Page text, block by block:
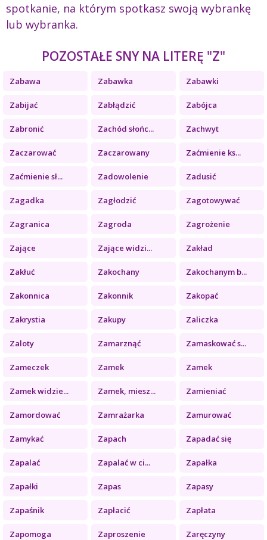
spotkanie, na którym spotkasz swoją wybrankę
lub wybranka.
POZOSTAŁE SNY NA LITERĘ "Z"
Zabawa Zabawka Zabawki
Zabijać Zabłądzić Zabójca
Zabronić Zachód słońc... Zachwyt
Zaczarować Zaczarowany Zaćmienie ks...
Zaćmienie sł... Zadowolenie Zadusić
Zagadka Zagłodzić Zagotowywać
Zagranica Zagroda Zagrożenie
Zające Zające widzi... Zakład
Zakłuć Zakochany Zakochanym b...
Zakonnica Zakonnik Zakopać
Zakrystia Zakupy Zaliczka
Zaloty Zamarznąć Zamaskować s...
Zameczek Zamek Zamek
Zamek widzie... Zamek, miesz... Zamieniać
Zamordować Zamrażarka Zamurować
Zamykać Zapach Zapadać się
Zapalać Zapalać w ci... Zapałka
Zapałki Zapas Zapasy
Zapaśnik Zapłacić Zapłata
Zapomoga Zaproszenie Zaręczyny